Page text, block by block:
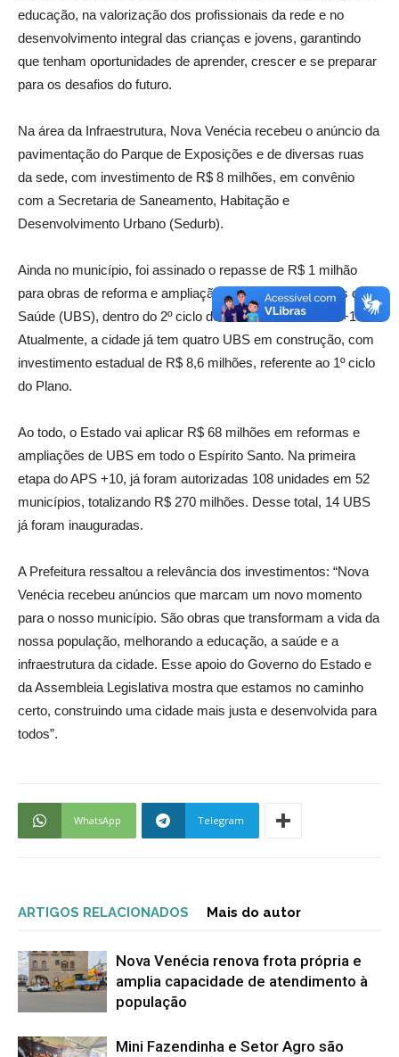
educação, na valorização dos profissionais da rede e no
desenvolvimento integral das crianças e jovens, garantindo
que tenham oportunidades de aprender, crescer e se preparar
para os desafios do futuro.
Na área da Infraestrutura, Nova Venécia recebeu o anúncio da
pavimentação do Parque de Exposições e de diversas ruas
da sede, com investimento de R$ 8 milhões, em convênio
com a Secretaria de Saneamento, Habitação e
Desenvolvimento Urbano (Sedurb).
Ainda no município, foi assinado o repasse de R$ 1 milhão
para obras de reforma e ampliação de Unidades Básicas de
Saúde (UBS), dentro do 2º ciclo do Plano Decenal APS +10.
Atualmente, a cidade já tem quatro UBS em construção, com
investimento estadual de R$ 8,6 milhões, referente ao 1º ciclo
do Plano.
Ao todo, o Estado vai aplicar R$ 68 milhões em reformas e
ampliações de UBS em todo o Espírito Santo. Na primeira
etapa do APS +10, já foram autorizadas 108 unidades em 52
municípios, totalizando R$ 270 milhões. Desse total, 14 UBS
já foram inauguradas.
A Prefeitura ressaltou a relevância dos investimentos: “Nova
Venécia recebeu anúncios que marcam um novo momento
para o nosso município. São obras que transformam a vida da
nossa população, melhorando a educação, a saúde e a
infraestrutura da cidade. Esse apoio do Governo do Estado e
da Assembleia Legislativa mostra que estamos no caminho
certo, construindo uma cidade mais justa e desenvolvida para
todos”.
WhatsApp Telegram
ARTIGOS RELACIONADOS Mais do autor
Nova Venécia renova frota própria e
amplia capacidade de atendimento à
população
Mini Fazendinha e Setor Agro são